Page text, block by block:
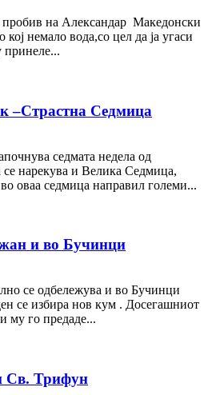
на Александар Македонски
немало вода,со цел да ја угаси
принеле...
–Страстна Седмица
седмата недела од
се нарекува и Велика Седмица,
оваа седмица направил големи...
и во Бучинци
се одбележува и во Бучинци
се избира нов кум . Досегашниот
му го предаде...
Св. Трифун